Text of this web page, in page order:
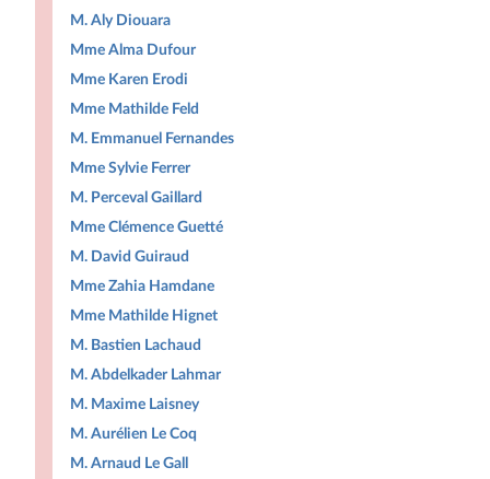
M. Aly Diouara
Mme Alma Dufour
Mme Karen Erodi
Mme Mathilde Feld
M. Emmanuel Fernandes
Mme Sylvie Ferrer
M. Perceval Gaillard
Mme Clémence Guetté
M. David Guiraud
Mme Zahia Hamdane
Mme Mathilde Hignet
M. Bastien Lachaud
M. Abdelkader Lahmar
M. Maxime Laisney
M. Aurélien Le Coq
M. Arnaud Le Gall